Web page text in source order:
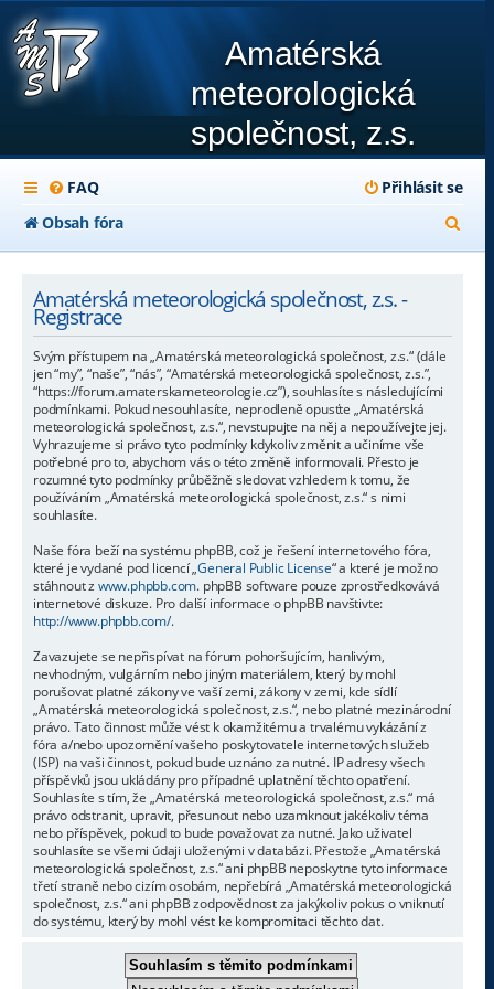
Amatérská
meteorologická
společnost, z.s.
FAQ
Přihlásit se
Obsah fóra
l
Amatérská meteorologická společnost, z.s. -
Registrace
Svým přístupem na „Amatérská meteorologická společnost, z.s.“ (dále
jen “my”, “naše”, “nás”, “Amatérská meteorologická společnost, z.s.”,
“https://forum.amaterskameteorologie.cz”), souhlasíte s následujícími
podmínkami. Pokud nesouhlasíte, neprodleně opusťte „Amatérská
meteorologická společnost, z.s.“, nevstupujte na něj a nepoužívejte jej.
Vyhrazujeme si právo tyto podmínky kdykoliv změnit a učiníme vše
potřebné pro to, abychom vás o této změně informovali. Přesto je
rozumné tyto podmínky průběžně sledovat vzhledem k tomu, že
používáním „Amatérská meteorologická společnost, z.s.“ s nimi
souhlasíte.
Naše fóra beží na systému phpBB, což je řešení internetového fóra,
které je vydané pod licencí „General Public License“ a které je možno
stáhnout z www.phpbb.com. phpBB software pouze zprostředkovává
internetové diskuze. Pro další informace o phpBB navštivte:
http://www.phpbb.com/.
Zavazujete se nepřispívat na fórum pohoršujícím, hanlivým,
nevhodným, vulgárním nebo jiným materiálem, který by mohl
porušovat platné zákony ve vaší zemi, zákony v zemi, kde sídlí
„Amatérská meteorologická společnost, z.s.“, nebo platné mezinárodní
právo. Tato činnost může vést k okamžitému a trvalému vykázání z
fóra a/nebo upozornění vašeho poskytovatele internetových služeb
(ISP) na vaši činnost, pokud bude uznáno za nutné. IP adresy všech
příspěvků jsou ukládány pro případné uplatnění těchto opatření.
Souhlasíte s tím, že „Amatérská meteorologická společnost, z.s.“ má
právo odstranit, upravit, přesunout nebo uzamknout jakékoliv téma
nebo příspěvek, pokud to bude považovat za nutné. Jako uživatel
souhlasíte se všemi údaji uloženými v databázi. Přestože „Amatérská
meteorologická společnost, z.s.“ ani phpBB neposkytne tyto informace
třetí straně nebo cizím osobám, nepřebírá „Amatérská meteorologická
společnost, z.s.“ ani phpBB zodpovědnost za jakýkoliv pokus o vniknutí
do systému, který by mohl vést ke kompromitaci těchto dat.